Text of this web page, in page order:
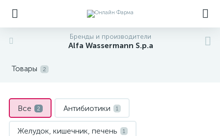
Бренды и производители
Alfa Wassermann S.p.a
Товары 2
Все 2 Антибиотики 1
Желудок, кишечник, печень 1